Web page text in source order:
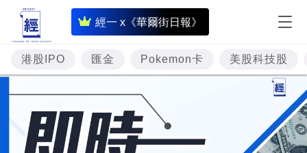
經一 x《華爾街日報》
即
時
財
經
專
題
投
港股IPO 匯金 Pokemon卡 美股科技股